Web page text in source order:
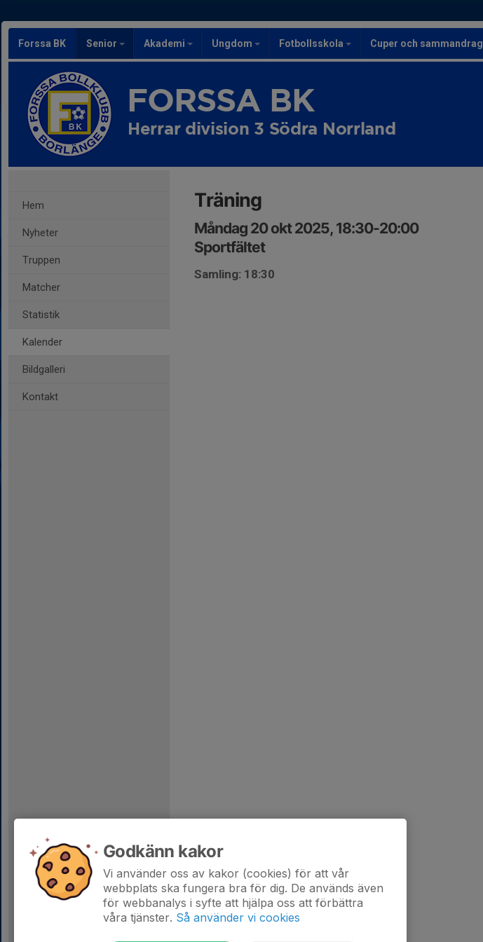
Forssa BK Senior Akademi Ungdom Fotbollsskola Cuper och sammandrag
FORSSA BK
Herrar division 3 Södra Norrland
Hem
Nyheter
Truppen
Matcher
Statistik
Kalender
Bildgalleri
Kontakt
Träning
Måndag 20 okt 2025, 18:30-20:00
Sportfältet
Samling: 18:30
Godkänn kakor
Vi använder oss av kakor (cookies) för att vår
webbplats ska fungera bra för dig. De används även
för webbanalys i syfte att hjälpa oss att förbättra
våra tjänster. Så använder vi cookies